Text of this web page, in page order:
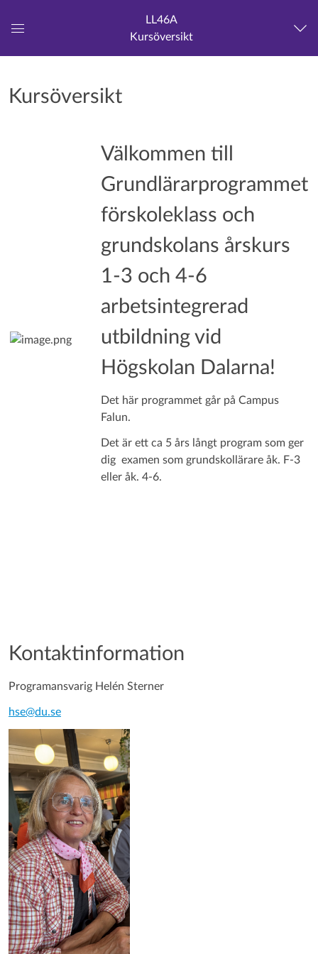
navigationsmeny
LL46A
Kursöversikt
Kursöversikt
Välkommen till
Grundlärarprogrammet
förskoleklass och
grundskolans årskurs
1-3 och 4-6
arbetsintegrerad
utbildning vid
Högskolan Dalarna!
Det här programmet går på Campus
Falun.
Det är ett ca 5 års långt program som ger
dig examen som grundskollärare åk. F-3
eller åk. 4-6.
Kontaktinformation
Programansvarig Helén Sterner
hse@du.se